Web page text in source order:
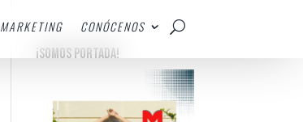
MARKETING
CONÓCENOS
¡SOMOS PORTADA!